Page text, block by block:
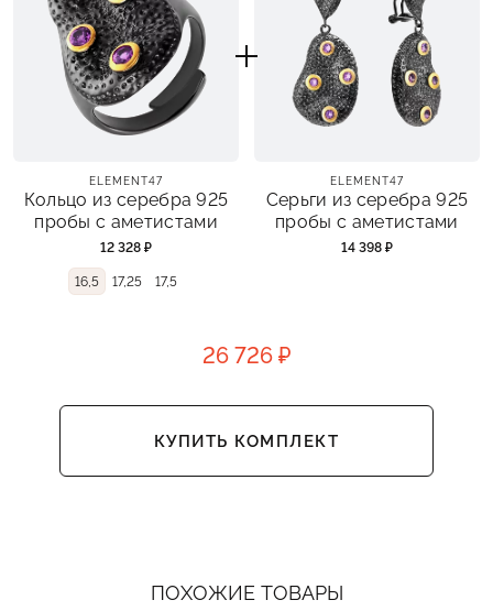
ELEMENT47
Кольцо из серебра 925
пробы с аметистами
12 328 ₽
16,5 17,25 17,5
ELEMENT47
Серьги из серебра 925
пробы с аметистами
14 398 ₽
26 726 ₽
КУПИТЬ КОМПЛЕКТ
ПОХОЖИЕ ТОВАРЫ